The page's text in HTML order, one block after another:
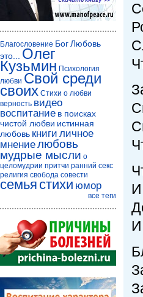
И
И
Благословение БогЛюбовь
это...
Олег
Кузьмин Психология
любви Свой среди
своих Стихи о любви
верность видео
воспитание в поисках
чистой любви истинная
любовь книги личное
мнениелюбовь
мудрые мысли о
целомудрии притчи ранний секс
религия свобода совести
семья стихи юмор
все теги